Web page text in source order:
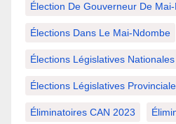
Élection De Gouverneur De
Élections Dans Le Mai-Ndombe
Élections Législatives Nationales
Élections Législatives
Éliminatoires CAN 2023